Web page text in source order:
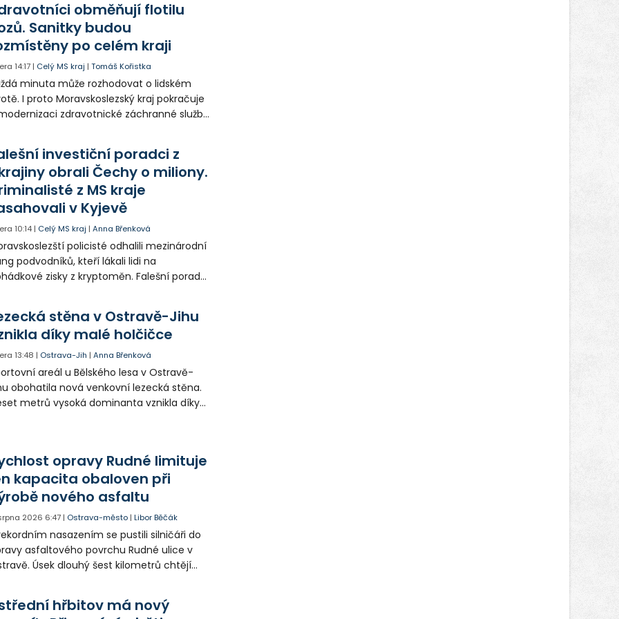
obměňují flotilu
Sanitky budou
po celém kraji
14:17 | Celý MS kraj |Tomáš Kořistka
minuta může rozhodovat o lidském
I proto Moravskoslezský kraj pokračuje
zdravotnické záchranné služby
investiční poradci z
obrali Čechy o miliony.
z MS kraje
v Kyjevě
10:14 | Celý MS kraj |Anna Břenková
policisté odhalili mezinárodní
podvodníků, kteří lákali lidi na
zisky z kryptoměn. Falešní poradci
call centra a připravili Čechy o
až stovky milionů korun. Na padesátce
prohlídek v Kyjevě se podíleli i
vyšetřovatelé.
stěna v Ostravě-Jihu
díky malé holčičce
13:48 | Ostrava-Jih |Anna Břenková
areál u Bělského lesa v Ostravě-
obohatila nová venkovní lezecká stěna.
metrů vysoká dominanta vznikla díky
opravy Rudné limituje
kapacita obaloven při
nového asfaltu
2026 6:47 | Ostrava-město |Libor Běčák
nasazením se pustili silničáři do
asfaltového povrchu Rudné ulice v
Úsek dlouhý šest kilometrů chtějí
hřbitov má nový